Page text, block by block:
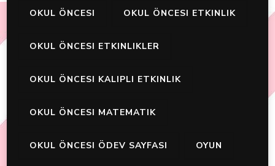
OKUL ÖNCESI OKUL ÖNCESI ETKINLIK
OKUL ÖNCESI ETKINLIKLER
OKUL ÖNCESI KALIPLI ETKINLIK
OKUL ÖNCESI MATEMATIK
OKUL ÖNCESI ÖDEV SAYFASI OYUN